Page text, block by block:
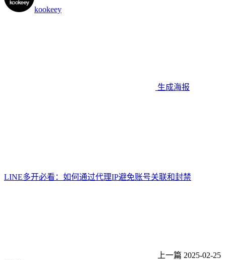
kookeey
生成海报
LINE多开必看：如何通过代理IP避免账号关联和封禁
上一篇 2025-02-25